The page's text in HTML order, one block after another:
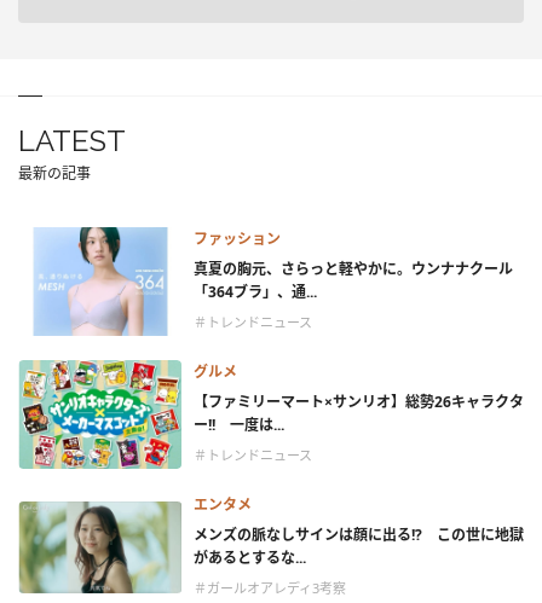
LATEST
最新の記事
ファッション
真夏の胸元、さらっと軽やかに。ウンナナクール
「364ブラ」、通...
＃トレンドニュース
グルメ
【ファミリーマート×サンリオ】総勢26キャラクタ
ー!! 一度は...
＃トレンドニュース
エンタメ
メンズの脈なしサインは顔に出る!? この世に地獄
があるとするな...
＃ガールオアレディ3考察